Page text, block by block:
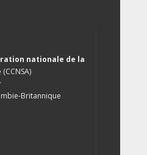
nationale de la
(CCNSA)
Britannique